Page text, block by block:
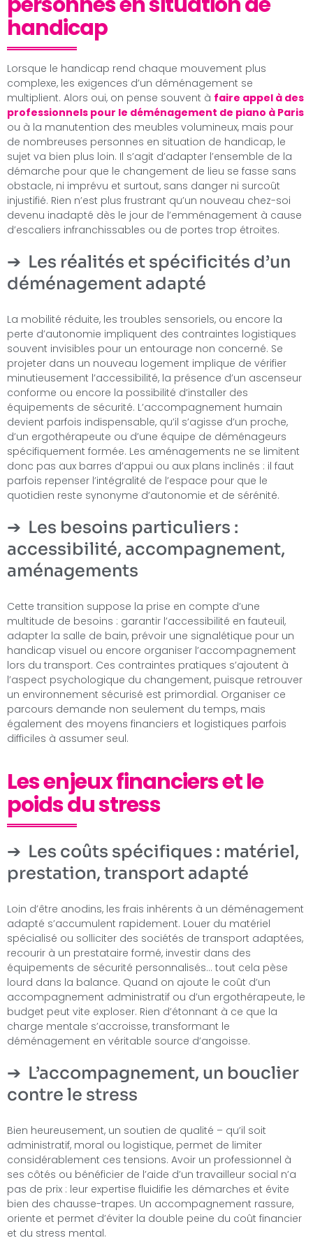
handicap
Lorsque le handicap rend chaque mouvement plus
complexe, les exigences d’un déménagement se
multiplient. Alors oui, on pense souvent à faire appel à des
professionnels pour le déménagement de piano à Paris
ou à la manutention des meubles volumineux, mais pour
de nombreuses personnes en situation de handicap, le
sujet va bien plus loin. Il s’agit d’adapter l’ensemble de la
démarche pour que le changement de lieu se fasse sans
obstacle, ni imprévu et surtout, sans danger ni surcoût
injustifié. Rien n’est plus frustrant qu’un nouveau chez-soi
devenu inadapté dès le jour de l’emménagement à cause
d’escaliers infranchissables ou de portes trop étroites.
Les réalités et spécificités d’un
déménagement adapté
La mobilité réduite, les troubles sensoriels, ou encore la
perte d’autonomie impliquent des contraintes logistiques
souvent invisibles pour un entourage non concerné. Se
projeter dans un nouveau logement implique de vérifier
minutieusement l’accessibilité, la présence d’un ascenseur
conforme ou encore la possibilité d’installer des
équipements de sécurité. L’accompagnement humain
devient parfois indispensable, qu’il s’agisse d’un proche,
d’un ergothérapeute ou d’une équipe de déménageurs
spécifiquement formée. Les aménagements ne se limitent
donc pas aux barres d’appui ou aux plans inclinés : il faut
parfois repenser l’intégralité de l’espace pour que le
quotidien reste synonyme d’autonomie et de sérénité.
Les besoins particuliers :
accessibilité, accompagnement,
aménagements
Cette transition suppose la prise en compte d’une
multitude de besoins : garantir l’accessibilité en fauteuil,
adapter la salle de bain, prévoir une signalétique pour un
handicap visuel ou encore organiser l’accompagnement
lors du transport. Ces contraintes pratiques s’ajoutent à
l’aspect psychologique du changement, puisque retrouver
un environnement sécurisé est primordial. Organiser ce
parcours demande non seulement du temps, mais
également des moyens financiers et logistiques parfois
difficiles à assumer seul.
Les enjeux financiers et le
poids du stress
Les coûts spécifiques : matériel,
prestation, transport adapté
Loin d’être anodins, les frais inhérents à un déménagement
adapté s’accumulent rapidement. Louer du matériel
spécialisé ou solliciter des sociétés de transport adaptées,
recourir à un prestataire formé, investir dans des
équipements de sécurité personnalisés… tout cela pèse
lourd dans la balance. Quand on ajoute le coût d’un
accompagnement administratif ou d’un ergothérapeute, le
budget peut vite exploser. Rien d’étonnant à ce que la
charge mentale s’accroisse, transformant le
déménagement en véritable source d’angoisse.
L’accompagnement, un bouclier
contre le stress
Bien heureusement, un soutien de qualité – qu’il soit
administratif, moral ou logistique, permet de limiter
considérablement ces tensions. Avoir un professionnel à
ses côtés ou bénéficier de l’aide d’un travailleur social n’a
pas de prix : leur expertise fluidifie les démarches et évite
bien des chausse-trapes. Un accompagnement rassure,
oriente et permet d’éviter la double peine du coût financier
et du stress mental.